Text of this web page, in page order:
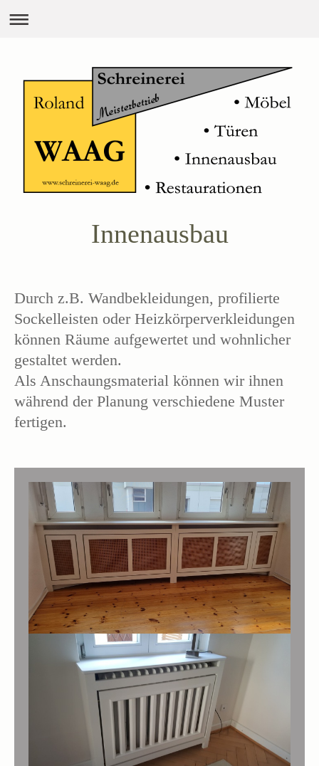
Innenausbau
Durch z.B. Wandbekleidungen, profilierte
Sockelleisten oder Heizkörperverkleidungen
können Räume aufgewertet und wohnlicher
gestaltet werden.
Als Anschaungsmaterial können wir ihnen
während der Planung verschiedene Muster
fertigen.